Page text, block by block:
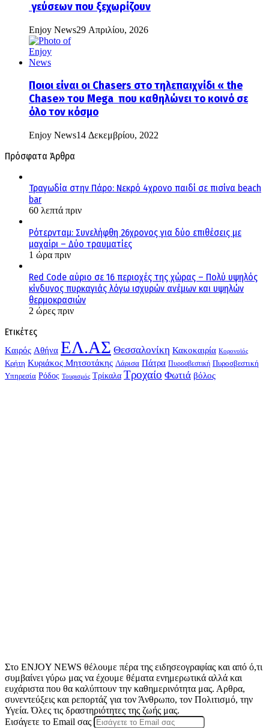
γεύσεων που ξεχωρίζουν
Enjoy News29 Απριλίου, 2026
Ποιοι είναι οι Chasers στο τηλεπαιχνίδι « the
Chase» του Mega που καθηλώνει το κοινό σε
όλο τον κόσμο
Enjoy News14 Δεκεμβρίου, 2022
Πρόσφατα Άρθρα
Τραγωδία στην Πάρο: Νεκρό 4χρονο παιδί σε πισίνα beach
bar
60 λεπτά πριν
Ρότερνταμ: Συνελήφθη 26χρονος για δύο επιθέσεις με
μαχαίρι – Δύο τραυματίες
1 ώρα πριν
Red Code αύριο σε 16 περιοχές της χώρας – Πολύ υψηλός
κίνδυνος πυρκαγιάς λόγω ισχυρών ανέμων και υψηλών
θερμοκρασιών
2 ώρες πριν
Ετικέτες
Kαιρός Αθήνα ΕΛ.ΑΣ Θεσσαλονίκη Κακοκαιρία Κορονοϊός
Κρήτη Κυριάκος Μητσοτάκης Λάρισα Πάτρα Πυροσβεστική Πυροσβεστική
Υπηρεσία Ρόδος Τουρισμός Τρίκαλα Τροχαίο Φωτιά βόλος
Στο ENJOY NEWS θέλουμε πέρα της ειδησεογραφίας και από ό,τι
συμβαίνει γύρω μας να έχουμε θέματα ενημερωτικά αλλά και
ευχάριστα που θα καλύπτουν την καθημερινότητα μας. Αρθρα,
συνεντεύξεις και ρεπορτάζ για τον Άνθρωπο, τον Πολιτισμό, την
Υγεία. Όλες τις δραστηριότητες της ζωής μας.
Εισάγετε το Email σας